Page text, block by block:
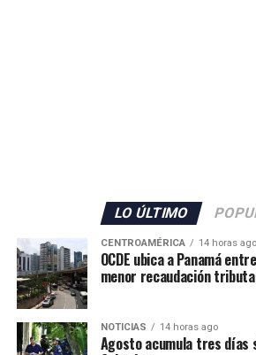
agentes adicionales, que se sumarán
desplegados en el territorio.
Además, las autoridades anunciaron
de buceadores y embarcaciones del
la Guardia Civil para apoyar las
respuesta ante nuevos intentos de
LO ÚLTIMO
CENTROAMÉRICA 14 horas ago
OCDE ubica a Panamá
menor recaudación
NOTICIAS 14 horas ago
Agosto acumula tres días